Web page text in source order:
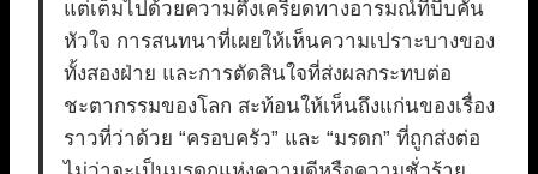
แต่เต็มไปด้วยความตึงเครียดทางอารมณ์ที่บีบคั้น
หัวใจ การสนทนาที่เผยให้เห็นความเปราะบางของ
ทั้งสองฝ่าย และการตัดสินใจที่ส่งผลกระทบต่อ
ชะตากรรมของโลก สะท้อนให้เห็นถึงแก่นของเรื่อง
ราวที่ว่าด้วย “ครอบครัว” และ “มรดก” ที่ถูกส่งต่อ